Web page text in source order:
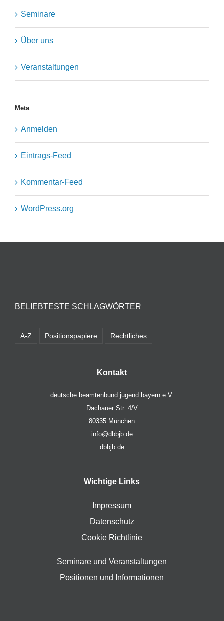
Seminare
Über uns
Veranstaltungen
Meta
Anmelden
Eintrags-Feed
Kommentar-Feed
WordPress.org
BELIEBTESTE SCHLAGWÖRTER
A-Z Positionspapiere Rechtliches
Kontakt
deutsche beamtenbund jugend bayern e.V.
Dachauer Str. 4/V
80335 München
info@dbbjb.de
dbbjb.de
Wichtige Links
Impressum
Datenschutz
Cookie Richtlinie
Seminare und Veranstaltungen
Positionen und Informationen